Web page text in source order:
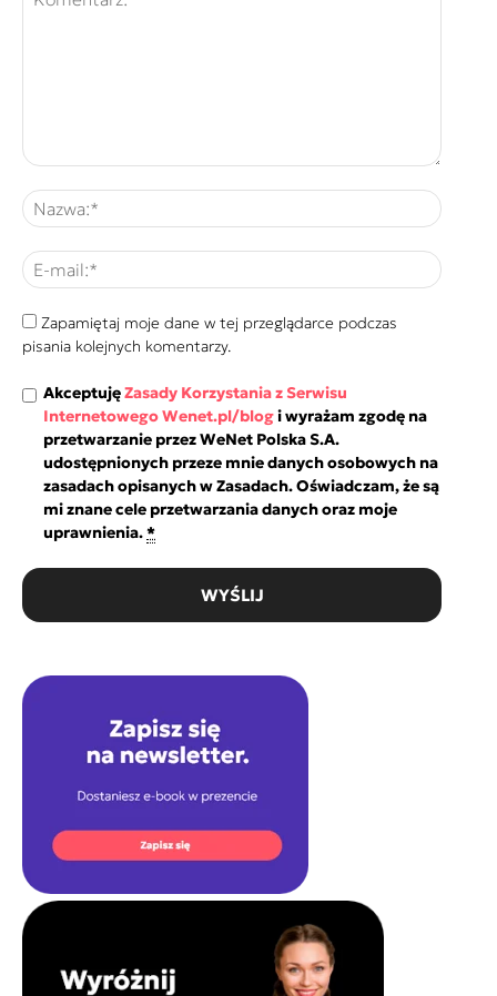
Zapamiętaj moje dane w tej przeglądarce podczas
pisania kolejnych komentarzy.
AkceptujęZasady Korzystania z Serwisu
Internetowego Wenet.pl/blogi wyrażam zgodę na
przetwarzanie przez WeNet Polska S.A.
udostępnionych przeze mnie danych osobowych na
zasadach opisanych w Zasadach. Oświadczam, że są
mi znane cele przetwarzania danych oraz moje
uprawnienia.*